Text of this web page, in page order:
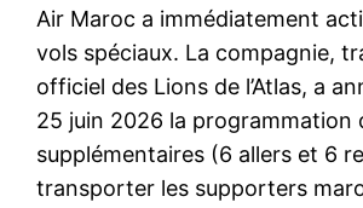
Air Maroc a immédiatement
vols spéciaux. La compagnie,
officiel des Lions de l’Atlas, a
25 juin 2026 la programmation
supplémentaires (6 allers et 6
transporter les supporters